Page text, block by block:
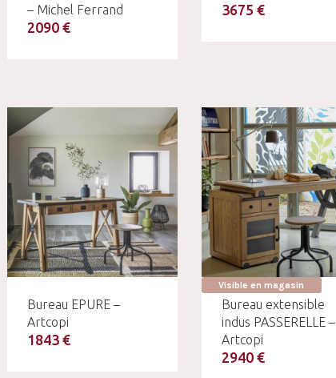
– Michel Ferrand
2090 €
3675 €
Bureau EPURE –
Artcopi
1843 €
Visible en magasin
Bureau extensible
indus PASSERELLE –
Artcopi
2940 €